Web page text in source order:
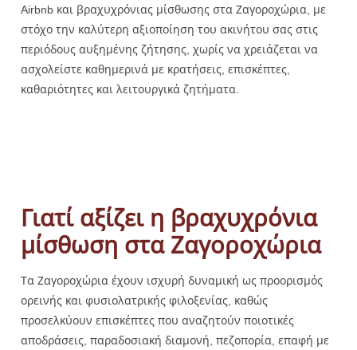
Airbnb και βραχυχρόνιας μίσθωσης στα Ζαγοροχώρια, με
στόχο την καλύτερη αξιοποίηση του ακινήτου σας στις
περιόδους αυξημένης ζήτησης, χωρίς να χρειάζεται να
ασχολείστε καθημερινά με κρατήσεις, επισκέπτες,
καθαριότητες και λειτουργικά ζητήματα.
Γιατί αξίζει η βραχυχρόνια
μίσθωση στα Ζαγοροχώρια
Τα Ζαγοροχώρια έχουν ισχυρή δυναμική ως προορισμός
ορεινής και φυσιολατρικής φιλοξενίας, καθώς
προσελκύουν επισκέπτες που αναζητούν ποιοτικές
αποδράσεις, παραδοσιακή διαμονή, πεζοπορία, επαφή με